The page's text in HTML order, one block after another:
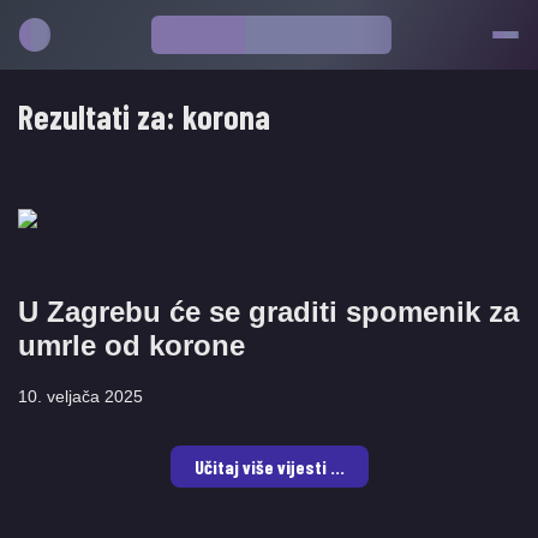
Rezultati za: korona
U Zagrebu će se graditi spomenik za
umrle od korone
10. veljača 2025
Učitaj više vijesti ...